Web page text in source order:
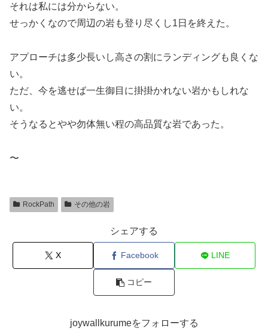
それは私には分からない。
せっかくなので周辺の岩も登り尽くし1日を終えた。
アプローチは多少長いし高さの割にランディングも良くな
い。
ただ、今を逃せば一生御目に掛掛かれない岩かもしれな
い。
そうなるとやや勿体無い程の高品質な岩であった。
〜
RockPath その他の岩
シェアする
X Facebook LINE
コピー
joywallkurumeをフォローする